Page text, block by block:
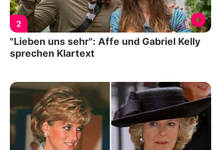
2
"Lieben uns sehr": Affe und Gabriel Kelly
sprechen Klartext